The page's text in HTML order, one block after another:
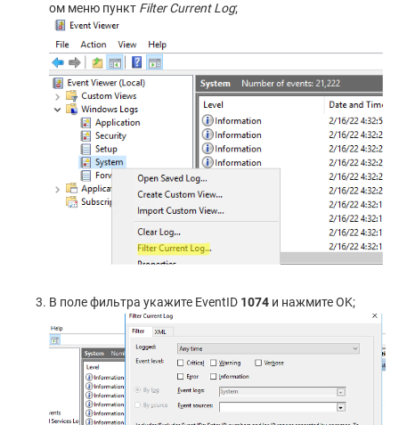
ом меню пункт Filter Current Log;
В поле фильтра укажите EventID 1074 и нажмите OK;